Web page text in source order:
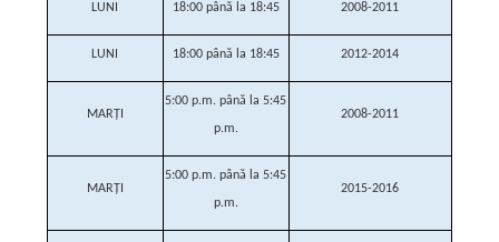
LUNI 18:00 până la 18:45 2008-2011
LUNI 18:00 până la 18:45 2012-2014
MARŢI
5:00 p.m. până la 5:45
p.m.
2008-2011
MARŢI
5:00 p.m. până la 5:45
p.m.
2015-2016